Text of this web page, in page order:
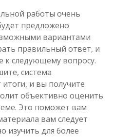
работы очень
предложено
вариантами
правильный ответ, и
к следующему вопросу.
система
и вы получите
объективно оценить
Это поможет вам
вам следует
изучить для более